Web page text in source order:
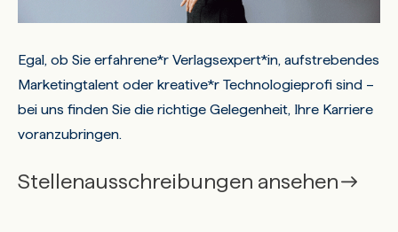
Egal, ob Sie erfahrene*r Verlagsexpert*in, aufstrebendes
Marketingtalent oder kreative*r Technologieprofi sind –
bei uns finden Sie die richtige Gelegenheit, Ihre Karriere
voranzubringen.
Stellenausschreibungen ansehen